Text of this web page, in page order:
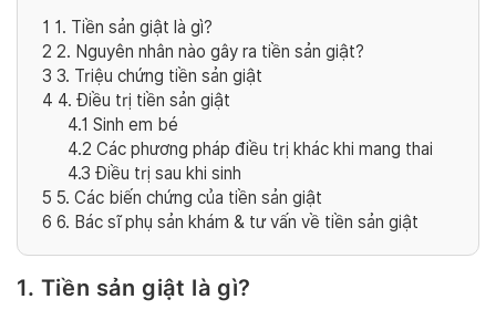
1 1. Tiền sản giật là gì?
2 2. Nguyên nhân nào gây ra tiền sản giật?
3 3. Triệu chứng tiền sản giật
4 4. Điều trị tiền sản giật
4.1 Sinh em bé
4.2 Các phương pháp điều trị khác khi mang thai
4.3 Điều trị sau khi sinh
5 5. Các biến chứng của tiền sản giật
6 6. Bác sĩ phụ sản khám & tư vấn về tiền sản giật
1. Tiền sản giật là gì?